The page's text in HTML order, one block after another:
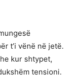
t’i vënë në jetë.
kur shtypet,
tensioni.